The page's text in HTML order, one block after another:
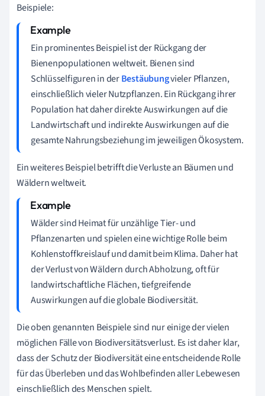
Beispiele:
Ein prominentes Beispiel ist der Rückgang der
Bienenpopulationen weltweit. Bienen sind
Schlüsselfiguren in derBestäubungvieler Pflanzen,
einschließlich vieler Nutzpflanzen. Ein Rückgang ihrer
Population hat daher direkte Auswirkungen auf die
Landwirtschaft und indirekte Auswirkungen auf die
gesamte Nahrungsbeziehung im jeweiligen Ökosystem.
Ein weiteres Beispiel betrifft die Verluste an Bäumen und
Wäldern weltweit.
Wälder sind Heimat für unzählige Tier- und
Pflanzenarten und spielen eine wichtige Rolle beim
Kohlenstoffkreislauf und damit beim Klima. Daher hat
der Verlust von Wäldern durch Abholzung, oft für
landwirtschaftliche Flächen, tiefgreifende
Auswirkungen auf die globale Biodiversität.
Die oben genannten Beispiele sind nur einige der vielen
möglichen Fälle von Biodiversitätsverlust. Es ist daher klar,
dass der Schutz der Biodiversität eine entscheidende Rolle
für das Überleben und das Wohlbefinden aller Lebewesen
einschließlich des Menschen spielt.